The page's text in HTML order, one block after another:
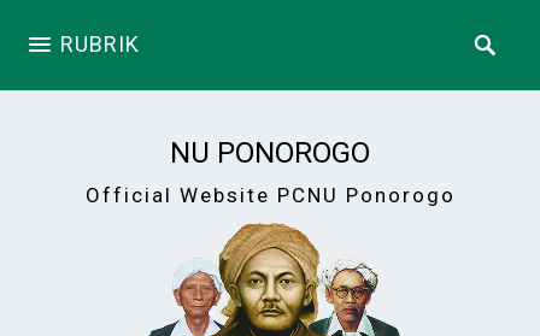
RUBRIK
NU PONOROGO
Official Website PCNU Ponorogo